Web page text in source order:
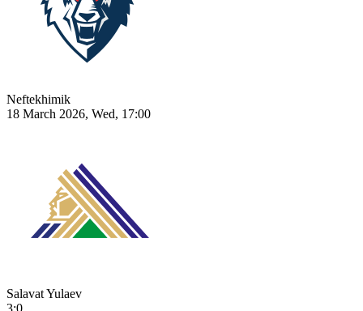
Neftekhimik
18 March 2026, Wed, 17:00
Salavat Yulaev
3:0